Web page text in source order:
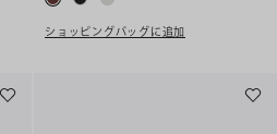
ショッピングバッグに追加